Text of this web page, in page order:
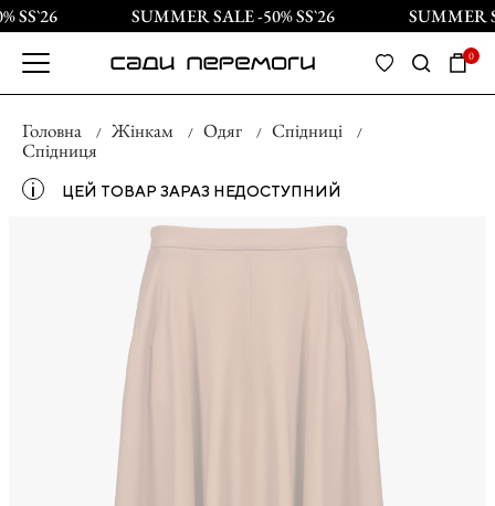
SS`26 SUMMER SALE -50% SS`26 SUMMER
0
Головна Жінкам Одяг
Спідниці
Спідниця
і ЦЕЙ ТОВАР ЗАРАЗ НЕДОСТУПНИЙ